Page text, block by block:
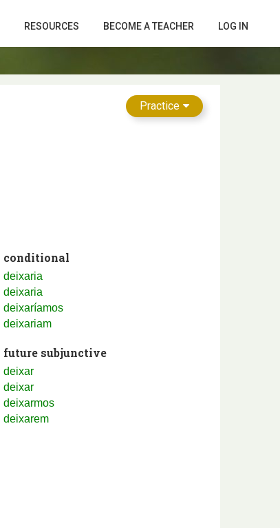
RESOURCES BECOME A TEACHER LOG IN
Practice
conditional
deixaria
deixaria
deixaríamos
deixariam
future subjunctive
deixar
deixar
deixarmos
deixarem